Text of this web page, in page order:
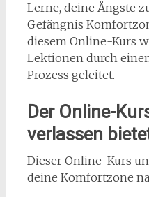
Lerne, deine Ängste
Gefängnis
diesem Online-Kurs
Lektionen durch
Prozess geleitet.
Der Online-
verlassen
Dieser Online-Kurs
deine Komfortzone